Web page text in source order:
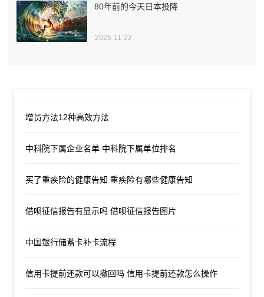
80年前的今天日本投降
2025-11-22
增员方法12种高效方法
中科院下属企业名单 中科院下属单位排名
买了重疾险的健康告知 重疾险有哪些健康告知
借呗征信报告有显示吗 借呗征信报告图片
中国银行储蓄卡补卡流程
信用卡提前还款可以撤回吗 信用卡提前还款怎么操作